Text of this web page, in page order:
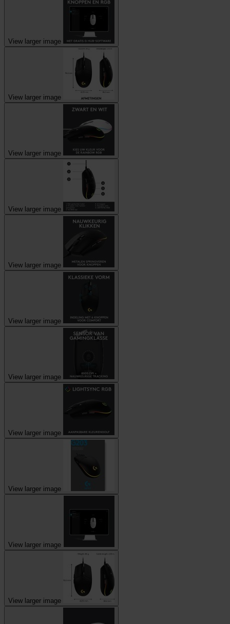
View larger image
View larger image
View larger image
View larger image
View larger image
View larger image
View larger image
View larger image
View larger image
View larger image
View larger image